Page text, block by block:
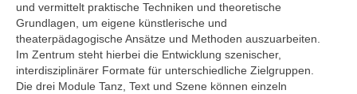
und vermittelt praktische Techniken und theoretische
Grundlagen, um eigene künstlerische und
theaterpädagogische Ansätze und Methoden auszuarbeiten.
Im Zentrum steht hierbei die Entwicklung szenischer,
interdisziplinärer Formate für unterschiedliche Zielgruppen.
Die drei Module Tanz, Text und Szene können einzeln